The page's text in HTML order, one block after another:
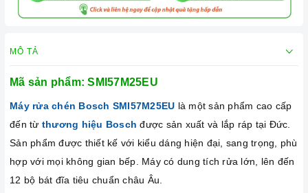
MÔ TẢ
Mã sản phẩm:SMI57M25EU
Máy rửa chén Bosch SMI57M25EU là một sản phẩm cao cấp
đến từ thương hiệu Bosch được sản xuất và lắp ráp tại Đức.
Sản phẩm được thiết kế với kiểu dáng hiện đại, sang trọng, phù
hợp với mọi không gian bếp. Máy có dung tích rửa lớn, lên đến
12 bộ bát đĩa tiêu chuẩn châu Âu.